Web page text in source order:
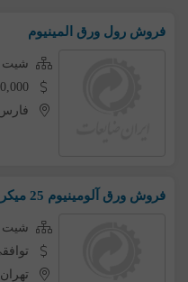
فروش رول ورق المینیوم
شیت /
650,000 تومان به
فروش ورق آلومینیوم 25 میکرون
شیت /
تهران